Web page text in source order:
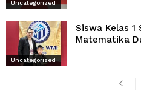
Uncategorized
Uncategorized
Siswa Kelas 1
Matematika